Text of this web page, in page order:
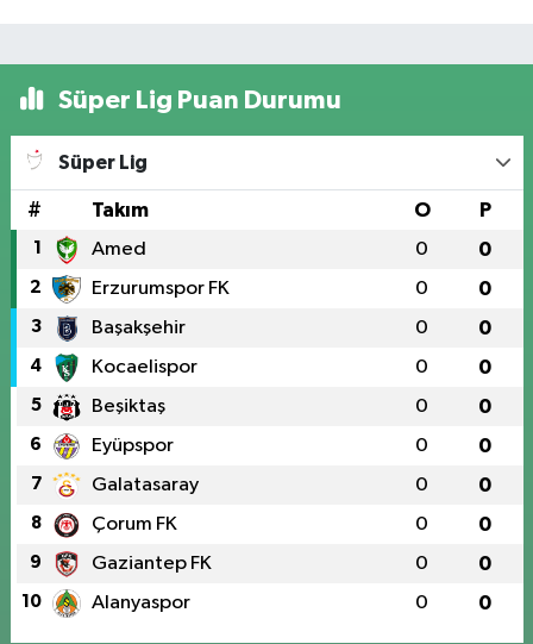
Süper Lig Puan Durumu
Süper Lig
# Takım O P
1 Amed 0 0
2 Erzurumspor FK 0 0
3 Başakşehir 0 0
4 Kocaelispor 0 0
5 Beşiktaş 0 0
6 Eyüpspor 0 0
7 Galatasaray 0 0
8 Çorum FK 0 0
9 Gaziantep FK 0 0
10 Alanyaspor 0 0